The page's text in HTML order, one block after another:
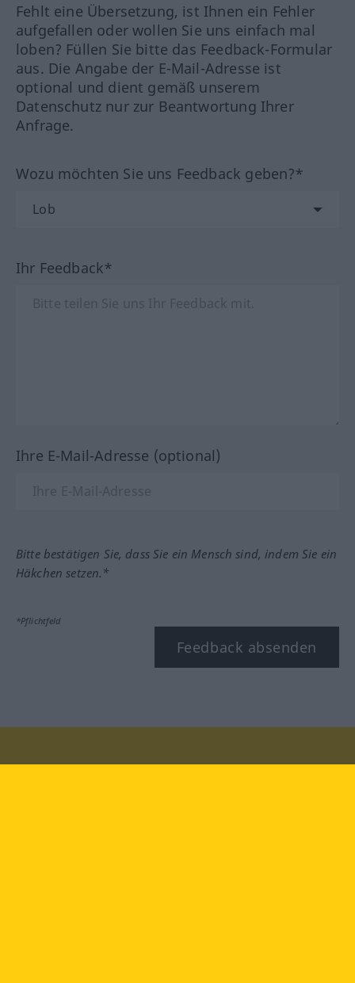
Fehlt eine Übersetzung, ist Ihnen ein Fehler
aufgefallen oder wollen Sie uns einfach mal
loben? Füllen Sie bitte das Feedback-Formular
aus. Die Angabe der E-Mail-Adresse ist
optional und dient gemäß unserem
Datenschutz nur zur Beantwortung Ihrer
Anfrage.
Wozu möchten Sie uns Feedback geben?*
Ihr Feedback*
Ihre E-Mail-Adresse (optional)
Bitte bestätigen Sie, dass Sie ein Mensch sind, indem Sie ein
Häkchen setzen.*
*Pflichtfeld
Feedback absenden